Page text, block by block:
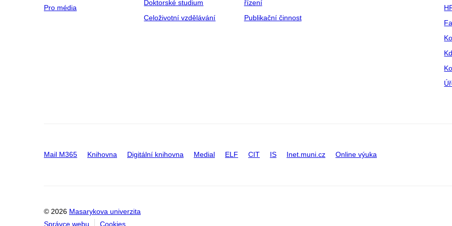
Pro média
Doktorské studium
Celoživotní vzdělávání
řízení
Publikační činnost
Mail M365 Knihovna Digitální knihovna Medial ELF CIT IS Inet.muni.cz Online výuka
© 2026 Masarykova univerzita
Správce webu
Cookies